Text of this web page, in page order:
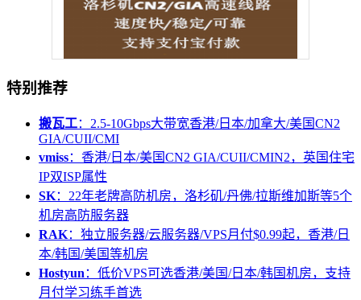
特别推荐
搬瓦工：2.5-10Gbps大带宽香港/日本/加拿大/美国CN2
GIA/CUII/CMI
vmiss：香港/日本/美国CN2 GIA/CUII/CMIN2，英国住宅
IP双ISP属性
SK：22年老牌高防机房，洛杉矶/丹佛/拉斯维加斯等5个
机房高防服务器
RAK：独立服务器/云服务器/VPS月付$0.99起，香港/日
本/韩国/美国等机房
Hostyun ：低价VPS可选香港/美国/日本/韩国机房，支持
月付学习练手首选